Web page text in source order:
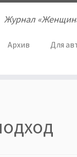
Журнал
Архив
Для